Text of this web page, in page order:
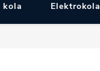
kola Elektrokola